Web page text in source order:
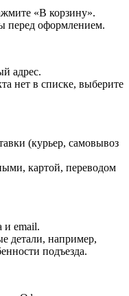
«В корзину».
перед оформлением.
адрес.
нет в списке, выберите
(курьер, самовывоз
картой, переводом
email.
детали, например,
подъезда.